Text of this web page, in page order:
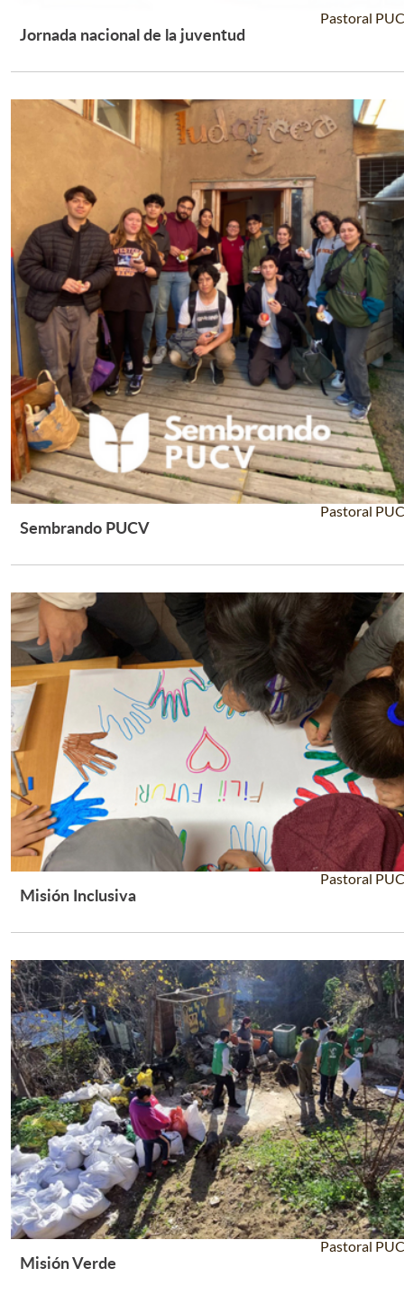
Jornada nacional de la juventud
Pastoral
Sembrando PUCV
Pastoral
Misión Inclusiva
Pastoral
Misión Verde
Pastoral